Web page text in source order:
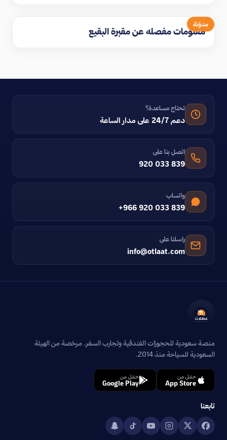
مدوّنة
معلومات مفصله عن مقبرة البقيع
تحتاج مساعدة؟
دعم 24/7 على مدار الساعة
اتصل بنا على
920 033 839
واتساب
+966 920 033 839
راسلنا على
info@otlaat.com
منصة سعودية للحجوزات الفندقية وتجارب السفر. مرخصة من الهيئة
السعودية للسياحة منذ 2014.
حمّل من
App Store
حمّل من
Google Play
تابعنا